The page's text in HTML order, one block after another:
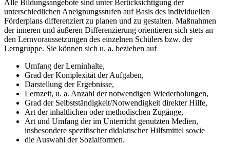
Alle Bildungsangebote sind unter Berücksichtigung der
unterschiedlichen Aneignungsstufen auf Basis des individuellen
Förderplans differenziert zu planen und zu gestalten. Maßnahmen
der inneren und äußeren Differenzierung orientieren sich stets an
den Lernvoraussetzungen des einzelnen Schülers bzw. der
Lerngruppe. Sie können sich u. a. beziehen auf
Umfang der Lerninhalte,
Grad der Komplexität der Aufgaben,
Darstellung der Ergebnisse,
Lernzeit, u. a. Anzahl der notwendigen Wiederholungen,
Grad der Selbstständigkeit/Notwendigkeit direkter Hilfe,
Art der inhaltlichen oder methodischen Zugänge,
Art und Umfang der im Unterricht genutzten Medien,
insbesondere spezifischer didaktischer Hilfsmittel sowie
die Auswahl der Sozialformen.